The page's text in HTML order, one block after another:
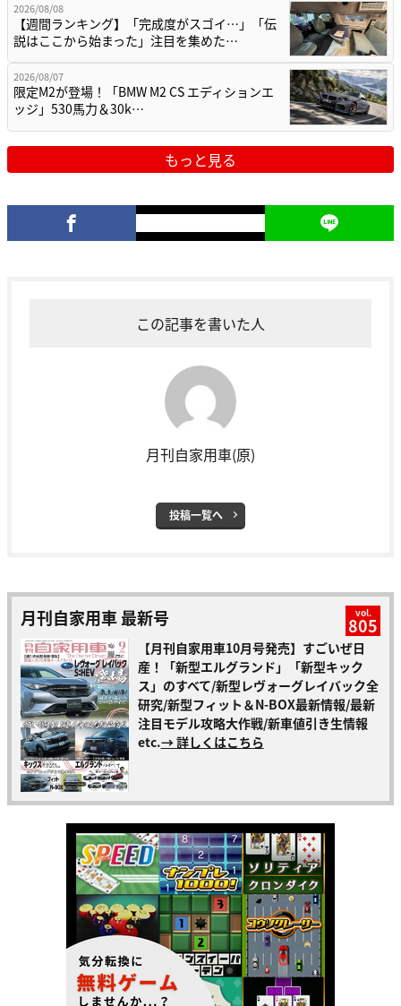
2026/08/08
【週間ランキング】「完成度がスゴイ…」「伝
説はここから始まった」注目を集めた…
2026/08/07
限定M2が登場！「BMW M2 CS エディションエ
ッジ」530馬力＆30k…
もっと見る
この記事を書いた人
月刊自家用車(原)
投稿一覧へ
月刊自家用車 最新号 vol.
805
【月刊自家用車10月号発売】すごいぜ日
産！「新型エルグランド」「新型キック
ス」のすべて/新型レヴォーグレイバック全
研究/新型フィット＆N-BOX最新情報/最新
注目モデル攻略大作戦/新車値引き生情報
etc.→ 詳しくはこちら